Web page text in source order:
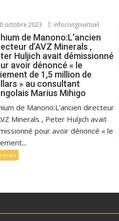
octobre 2023 infocongovirtuel
de Manono:L’ancien
d’AVZ Minerals ,
Huljich avait démissionné
avoir dénoncé « le
de 1,5 million de
» au consultant
Marius Mihigo
de Manono:L’ancien directeur
Minerals , Peter Huljich avait
pour avoir dénoncé « le